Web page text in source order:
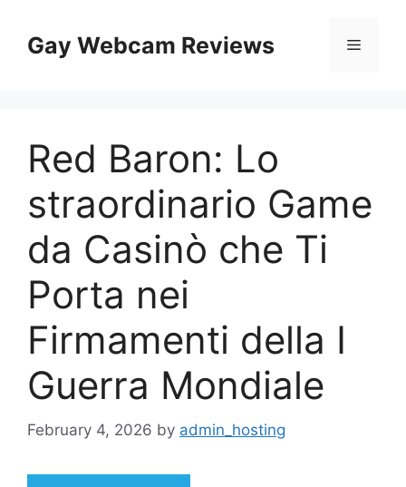
contentGay Webcam Reviews Menu
Red Baron: Lo
straordinario Game
da Casinò che Ti
Porta nei
Firmamenti della I
Guerra Mondiale
February 4, 2026 by admin_hosting